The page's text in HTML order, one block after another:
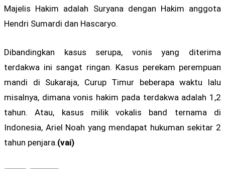
Majelis Hakim adalah Suryana dengan Hakim anggota
Hendri Sumardi dan Hascaryo.
Dibandingkan kasus serupa, vonis yang diterima
terdakwa ini sangat ringan. Kasus perekam perempuan
mandi di Sukaraja, Curup Timur beberapa waktu lalu
misalnya, dimana vonis hakim pada terdakwa adalah 1,2
tahun. Atau, kasus milik vokalis band ternama di
Indonesia, Ariel Noah yang mendapat hukuman sekitar 2
tahun penjara.(vai)